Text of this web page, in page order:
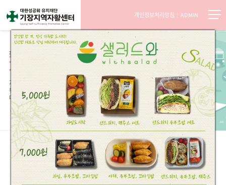
개인정보처리방침 ADMIN
기장지역자활센터는 지역의 균형적인 발전을
위해 인간의 가치를 우선하는창의적이고
미래지향적인 사회를 만들어가겠습니다.
대한성공회유지재단
기장지역자활센터사업안내